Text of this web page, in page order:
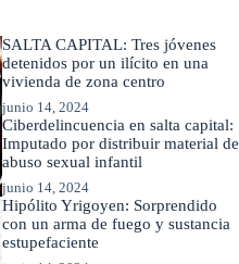
SALTA CAPITAL: Tres jóvenes
detenidos por un ilícito en una
vivienda de zona centro
junio 14, 2024
Ciberdelincuencia en salta capital:
Imputado por distribuir material de
abuso sexual infantil
junio 14, 2024
Hipólito Yrigoyen: Sorprendido
con un arma de fuego y sustancia
estupefaciente